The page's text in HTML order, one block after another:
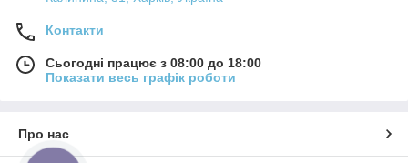
Контакти
Сьогодні працює з 08:00 до 18:00
Показати весь графік роботи
Про нас